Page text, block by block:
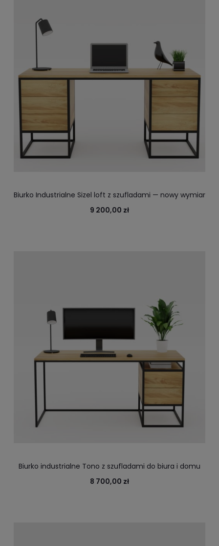
Biurko Industrialne Sizel loft z szufladami — nowy wymiar
luksusu w industrialnym wnętrzu. Stalowa rama i lite
drewno.
9 200,00 zł
Biurko industrialne Tono z szufladami do biura i domu
8 700,00 zł